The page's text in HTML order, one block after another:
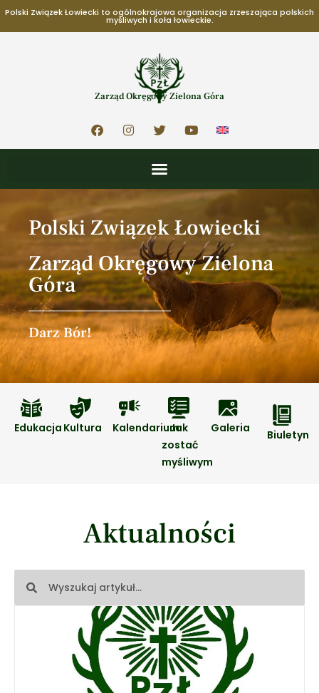
Polski Związek Łowiecki to ogólnokrajowa organizacja zrzeszająca polskich
myśliwych i koła łowieckie.
Zarząd Okręgowy Zielona Góra
Polski Związek Łowiecki
Zarząd Okręgowy Zielona
Góra
Darz Bór!
Edukacja Kultura KalendariumJak
zostać
myśliwym
Galeria Biuletyn
Aktualności